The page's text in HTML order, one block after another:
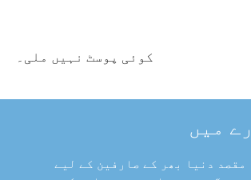
کوئی پوسٹ نہیں ملی۔
میں
مقصد دنیا بھر کے صارفین کے لیے